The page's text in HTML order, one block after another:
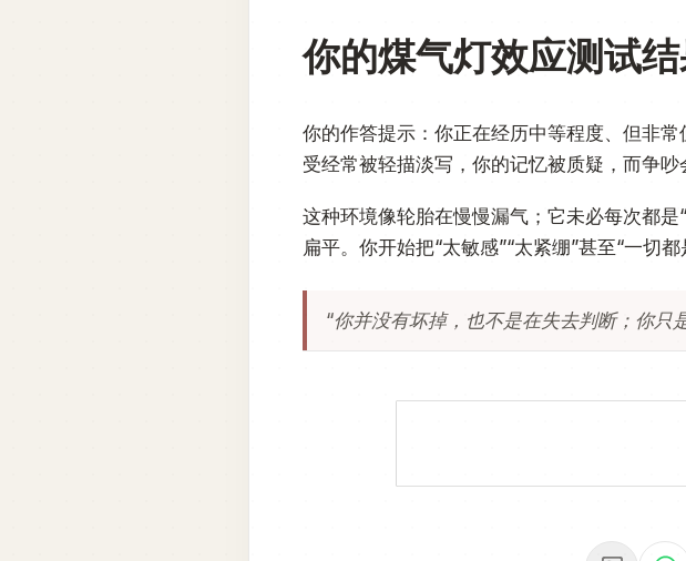
你的煤气灯效应测试
你的作答提示：你正在经历中等程度、但非
受经常被轻描淡写，你的记忆被质疑，而争
这种环境像轮胎在慢慢漏气；它未必每次都是
扁平。你开始把“太敏感”“太紧绷”甚至“一切
“你并没有坏掉，也不是在失去判断；你只